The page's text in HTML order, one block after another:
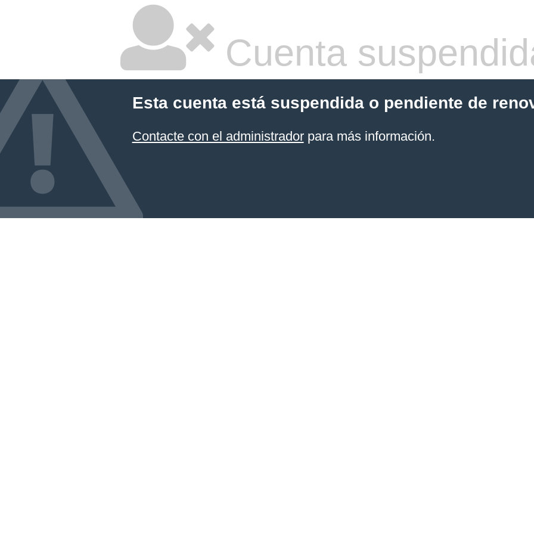
Cuenta
Esta cuenta está suspendida o pendiente de
Contacte con el administradorpara más información.